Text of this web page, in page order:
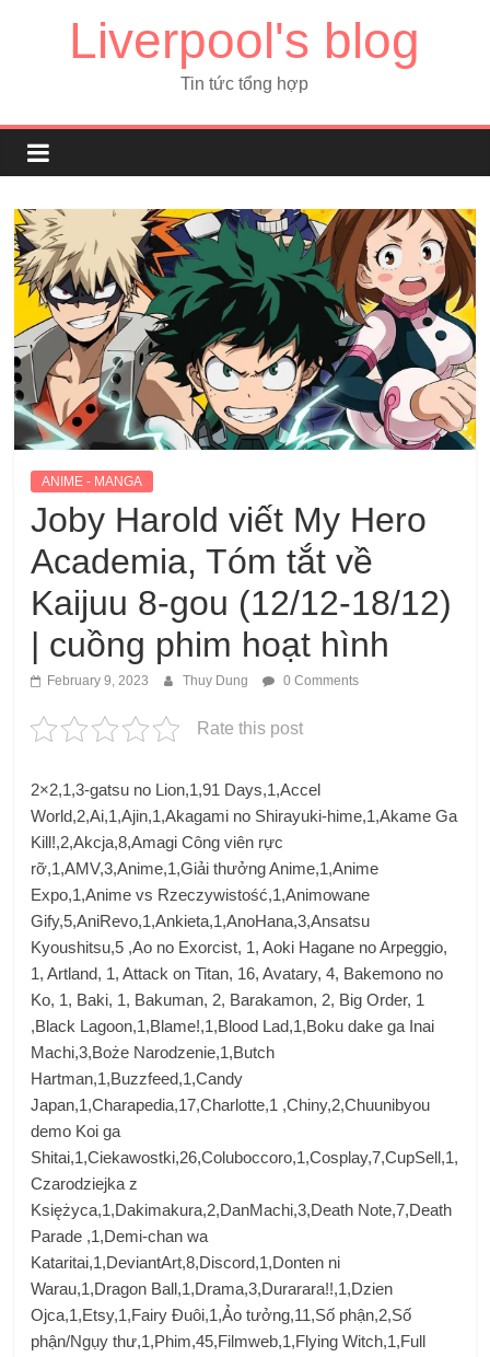
Liverpool's blog
Tin tức tổng hợp
ANIME - MANGA
Joby Harold viết My Hero
Academia, Tóm tắt về
Kaijuu 8-gou (12/12-18/12)
| cuồng phim hoạt hình
February 9, 2023 Thuy Dung 0 Comments
Rate this post
2×2,1,3-gatsu no Lion,1,91 Days,1,Accel
World,2,Ai,1,Ajin,1,Akagami no Shirayuki-hime,1,Akame Ga
Kill!,2,Akcja,8,Amagi Công viên rực
rỡ,1,AMV,3,Anime,1,Giải thưởng Anime,1,Anime
Expo,1,Anime vs Rzeczywistość,1,Animowane
Gify,5,AniRevo,1,Ankieta,1,AnoHana,3,Ansatsu
Kyoushitsu,5 ,Ao no Exorcist, 1, Aoki Hagane no Arpeggio,
1, Artland, 1, Attack on Titan, 16, Avatary, 4, Bakemono no
Ko, 1, Baki, 1, Bakuman, 2, Barakamon, 2, Big Order, 1
,Black Lagoon,1,Blame!,1,Blood Lad,1,Boku dake ga Inai
Machi,3,Boże Narodzenie,1,Butch
Hartman,1,Buzzfeed,1,Candy
Japan,1,Charapedia,17,Charlotte,1 ,Chiny,2,Chuunibyou
demo Koi ga
Shitai,1,Ciekawostki,26,Coluboccoro,1,Cosplay,7,CupSell,1,
Czarodziejka z
Księżyca,1,Dakimakura,2,DanMachi,3,Death Note,7,Death
Parade ,1,Demi-chan wa
Kataritai,1,DeviantArt,8,Discord,1,Donten ni
Warau,1,Dragon Ball,1,Drama,3,Durarara!!,1,Dzien
Ojca,1,Etsy,1,Fairy Đuôi,1,Ảo tưởng,11,Số ​​phận,2,Số
phận/Ngụy thư,1,Phim,45,Filmweb,1,Flying Witch,1,Full